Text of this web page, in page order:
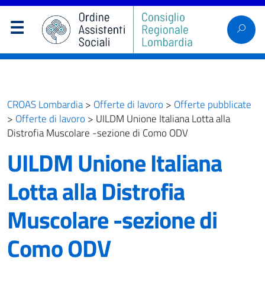
CROAS Lombardia> Offerte di lavoro > Offerte pubblicate
> Offerte di lavoro > UILDM Unione Italiana Lotta alla
Distrofia Muscolare -sezione di Como ODV
UILDM Unione Italiana
Lotta alla Distrofia
Muscolare -sezione di
Como ODV